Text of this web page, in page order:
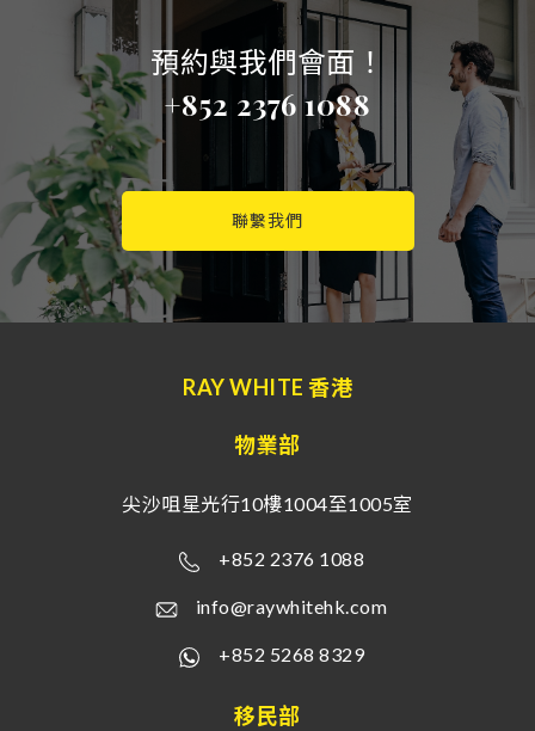
預約與我們會面！
+852 2376 1088
聯繫我們
RAY WHITE 香港
物業部
尖沙咀星光行10樓1004至1005室
+852 2376 1088
info@raywhitehk.com
+852 5268 8329
移民部